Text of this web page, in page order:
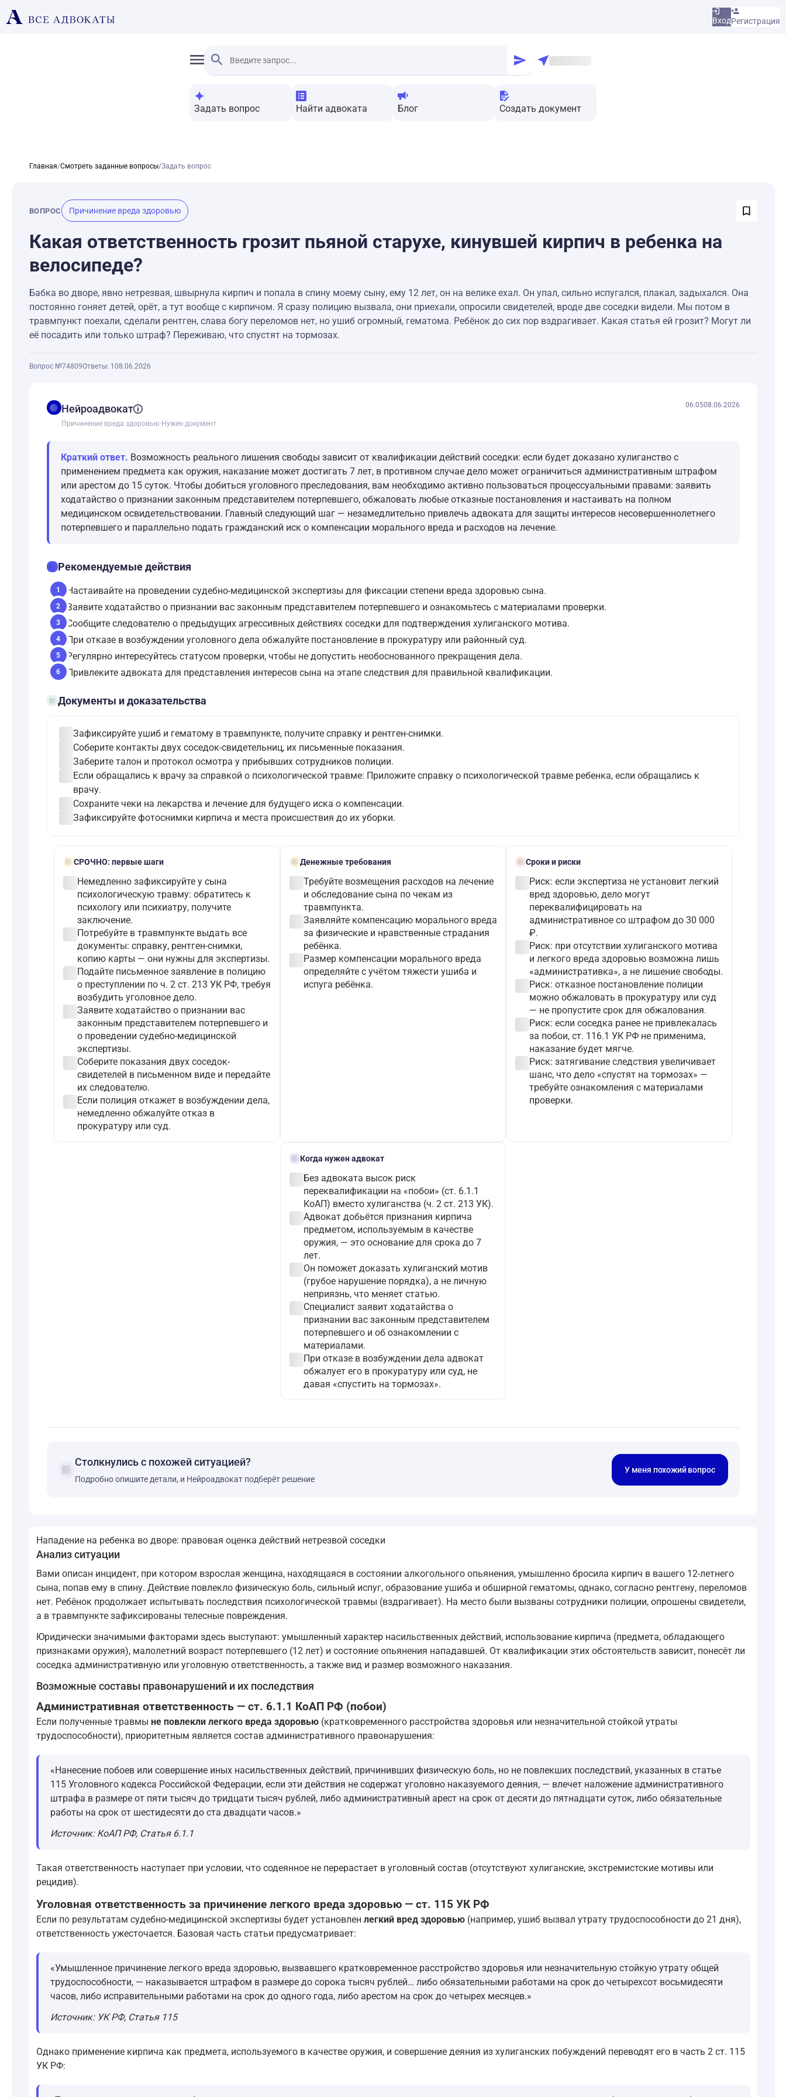
ВходРегистрация
Задать вопрос Найти адвоката Блог Создать документ
Главная/Смотреть заданные вопросы/Задать вопрос
ВОПРОС Причинение вреда здоровью
Какая ответственность грозит пьяной старухе, кинувшей кирпич в ребенка на
велосипеде?
Бабка во дворе, явно нетрезвая, швырнула кирпич и попала в спину моему сыну, ему 12 лет, он на велике ехал. Он упал, сильно испугался, плакал, задыхался. Она
постоянно гоняет детей, орёт, а тут вообще с кирпичом. Я сразу полицию вызвала, они приехали, опросили свидетелей, вроде две соседки видели. Мы потом в
травмпункт поехали, сделали рентген, слава богу переломов нет, но ушиб огромный, гематома. Ребёнок до сих пор вздрагивает. Какая статья ей грозит? Могут ли
её посадить или только штраф? Переживаю, что спустят на тормозах.
Вопрос №74809Ответы: 1 08.06.2026
balanceНейроадвокат
Причинение вреда здоровью· Нужен документ
06:0508.06.2026
Краткий ответ. Возможность реального лишения свободы зависит от квалификации действий соседки: если будет доказано хулиганство с
применением предмета как оружия, наказание может достигать 7 лет, в противном случае дело может ограничиться административным штрафом
или арестом до 15 суток. Чтобы добиться уголовного преследования, вам необходимо активно пользоваться процессуальными правами: заявить
ходатайство о признании законным представителем потерпевшего, обжаловать любые отказные постановления и настаивать на полном
медицинском освидетельствовании. Главный следующий шаг — незамедлительно привлечь адвоката для защиты интересов несовершеннолетнего
потерпевшего и параллельно подать гражданский иск о компенсации морального вреда и расходов на лечение.
checklistРекомендуемые действия
1 Настаивайте на проведении судебно-медицинской экспертизы для фиксации степени вреда здоровью сына.
2 Заявите ходатайство о признании вас законным представителем потерпевшего и ознакомьтесь с материалами проверки.
3 Сообщите следователю о предыдущих агрессивных действиях соседки для подтверждения хулиганского мотива.
4 При отказе в возбуждении уголовного дела обжалуйте постановление в прокуратуру или районный суд.
5 Регулярно интересуйтесь статусом проверки, чтобы не допустить необоснованного прекращения дела.
6 Привлеките адвоката для представления интересов сына на этапе следствия для правильной квалификации.
folder_openДокументы и доказательства
Зафиксируйте ушиб и гематому в травмпункте, получите справку и рентген-снимки.
Соберите контакты двух соседок-свидетельниц, их письменные показания.
Заберите талон и протокол осмотра у прибывших сотрудников полиции.
Если обращались к врачу за справкой о психологической травме: Приложите справку о психологической травме ребенка, если обращались к
врачу.
Сохраните чеки на лекарства и лечение для будущего иска о компенсации.
Зафиксируйте фотоснимки кирпича и места происшествия до их уборки.
boltСРОЧНО: первые шаги
Немедленно зафиксируйте у сына
психологическую травму: обратитесь к
психологу или психиатру, получите
заключение.
Потребуйте в травмпункте выдать все
документы: справку, рентген-снимки,
копию карты — они нужны для экспертизы.
Подайте письменное заявление в полицию
о преступлении по ч. 2 ст. 213 УК РФ, требуя
возбудить уголовное дело.
Заявите ходатайство о признании вас
законным представителем потерпевшего и
о проведении судебно-медицинской
экспертизы.
Соберите показания двух соседок-
свидетелей в письменном виде и передайте
их следователю.
Если полиция откажет в возбуждении дела,
немедленно обжалуйте отказ в
прокуратуру или суд.
paymentsДенежные требования
Требуйте возмещения расходов на лечение
и обследование сына по чекам из
травмпункта.
Заявляйте компенсацию морального вреда
за физические и нравственные страдания
ребёнка.
Размер компенсации морального вреда
определяйте с учётом тяжести ушиба и
испуга ребёнка.
scheduleСроки и риски
Риск: если экспертиза не установит легкий
вред здоровью, дело могут
переквалифицировать на
административное со штрафом до 30 000
₽.
Риск: при отсутствии хулиганского мотива
и легкого вреда здоровью возможна лишь
«административка», а не лишение свободы.
Риск: отказное постановление полиции
можно обжаловать в прокуратуру или суд
— не пропустите срок для обжалования.
Риск: если соседка ранее не привлекалась
за побои, ст. 116.1 УК РФ не применима,
наказание будет мягче.
Риск: затягивание следствия увеличивает
шанс, что дело «спустят на тормозах» —
требуйте ознакомления с материалами
проверки.
gavelКогда нужен адвокат
Без адвоката высок риск
переквалификации на «побои» (ст. 6.1.1
КоАП) вместо хулиганства (ч. 2 ст. 213 УК).
Адвокат добьётся признания кирпича
предметом, используемым в качестве
оружия, — это основание для срока до 7
лет.
Он поможет доказать хулиганский мотив
(грубое нарушение порядка), а не личную
неприязнь, что меняет статью.
Специалист заявит ходатайства о
признании вас законным представителем
потерпевшего и об ознакомлении с
материалами.
При отказе в возбуждении дела адвокат
обжалует его в прокуратуру или суд, не
давая «спустить на тормозах».
forum Столкнулись с похожей ситуацией?
Подробно опишите детали, и Нейроадвокат подберёт решение
У меня похожий вопрос
Нападение на ребенка во дворе: правовая оценка действий нетрезвой соседки
Анализ ситуации
Вами описан инцидент, при котором взрослая женщина, находящаяся в состоянии алкогольного опьянения, умышленно бросила кирпич в вашего 12-летнего
сына, попав ему в спину. Действие повлекло физическую боль, сильный испуг, образование ушиба и обширной гематомы, однако, согласно рентгену, переломов
нет. Ребёнок продолжает испытывать последствия психологической травмы (вздрагивает). На место были вызваны сотрудники полиции, опрошены свидетели,
а в травмпункте зафиксированы телесные повреждения.
Юридически значимыми факторами здесь выступают: умышленный характер насильственных действий, использование кирпича (предмета, обладающего
признаками оружия), малолетний возраст потерпевшего (12 лет) и состояние опьянения нападавшей. От квалификации этих обстоятельств зависит, понесёт ли
соседка административную или уголовную ответственность, а также вид и размер возможного наказания.
Возможные составы правонарушений и их последствия
Административная ответственность — ст. 6.1.1 КоАП РФ (побои)
Если полученные травмы не повлекли легкого вреда здоровью(кратковременного расстройства здоровья или незначительной стойкой утраты
трудоспособности), приоритетным является состав административного правонарушения:
«Нанесение побоев или совершение иных насильственных действий, причинивших физическую боль, но не повлекших последствий, указанных в статье
115 Уголовного кодекса Российской Федерации, если эти действия не содержат уголовно наказуемого деяния, — влечет наложение административного
штрафа в размере от пяти тысяч до тридцати тысяч рублей, либо административный арест на срок от десяти до пятнадцати суток, либо обязательные
работы на срок от шестидесяти до ста двадцати часов.»
Источник: КоАП РФ, Статья 6.1.1
Такая ответственность наступает при условии, что содеянное не перерастает в уголовный состав (отсутствуют хулиганские, экстремистские мотивы или
рецидив).
Уголовная ответственность за причинение легкого вреда здоровью — ст. 115 УК РФ
Если по результатам судебно-медицинской экспертизы будет установлен легкий вред здоровью(например, ушиб вызвал утрату трудоспособности до 21 дня),
ответственность ужесточается. Базовая часть статьи предусматривает:
«Умышленное причинение легкого вреда здоровью, вызвавшего кратковременное расстройство здоровья или незначительную стойкую утрату общей
трудоспособности, — наказывается штрафом в размере до сорока тысяч рублей… либо обязательными работами на срок до четырехсот восьмидесяти
часов, либо исправительными работами на срок до одного года, либо арестом на срок до четырех месяцев.»
Источник: УК РФ, Статья 115
Однако применение кирпича как предмета, используемого в качестве оружия, и совершение деяния из хулиганских побуждений переводят его в часть 2 ст. 115
УК РФ: